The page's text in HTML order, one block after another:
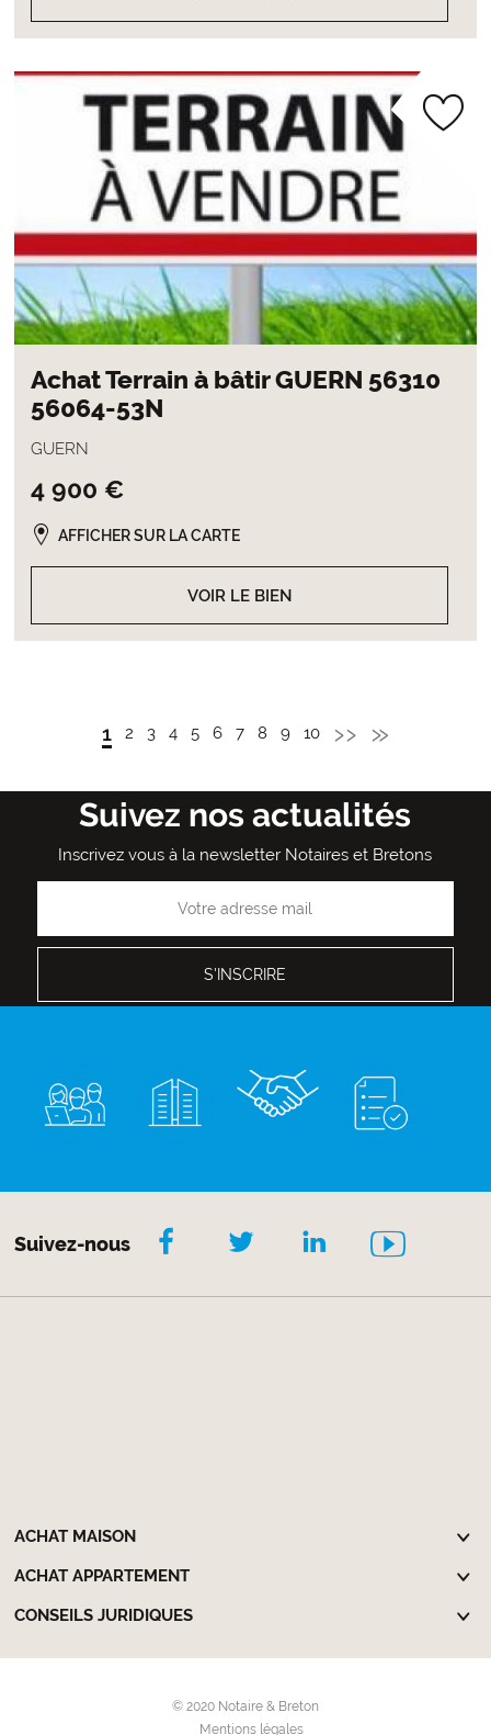
Achat Terrain à bâtir GUERN 56310
56064-53N
GUERN
4 900 €
VOIR LE BIEN
AFFICHER SUR LA CARTE
Page
1
Page
2
Page
3
Page
4
Page
5
Page
6
Page
7
Page
8
Page
9
Page
10
Page
›› »
Suivez nos actualités
Inscrivez vous à la newsletter Notaires et Bretons
Suivez-nous
ACHAT MAISON
ACHAT APPARTEMENT
CONSEILS JURIDIQUES
© 2020 Notaire & Breton
Mentions légales